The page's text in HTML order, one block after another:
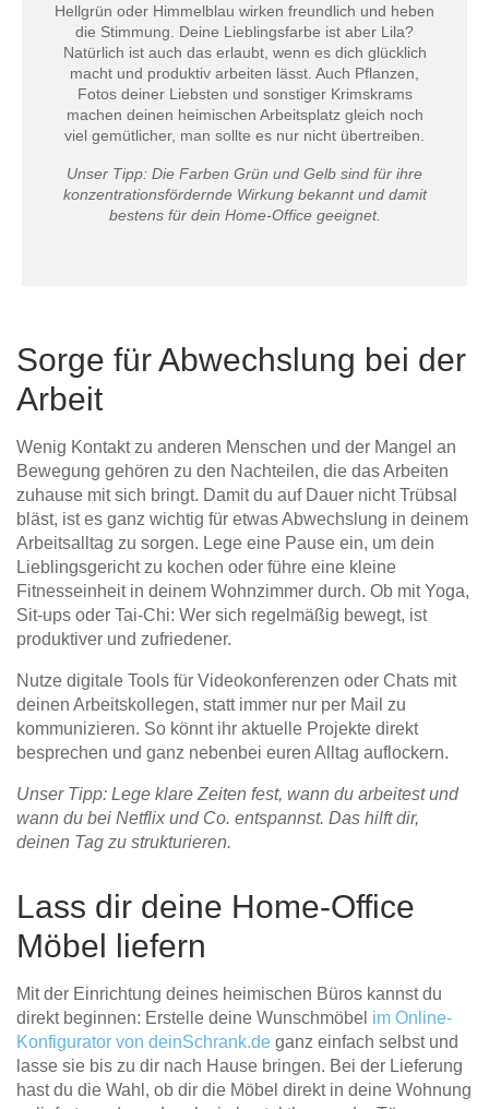
Hellgrün oder Himmelblau wirken freundlich und heben
die Stimmung. Deine Lieblingsfarbe ist aber Lila?
Natürlich ist auch das erlaubt, wenn es dich glücklich
macht und produktiv arbeiten lässt. Auch Pflanzen,
Fotos deiner Liebsten und sonstiger Krimskrams
machen deinen heimischen Arbeitsplatz gleich noch
viel gemütlicher, man sollte es nur nicht übertreiben.
Unser Tipp: Die Farben Grün und Gelb sind für ihre
konzentrationsfördernde Wirkung bekannt und damit
bestens für dein Home-Office geeignet.
Sorge für Abwechslung bei der
Arbeit
Wenig Kontakt zu anderen Menschen und der Mangel an
Bewegung gehören zu den Nachteilen, die das Arbeiten
zuhause mit sich bringt. Damit du auf Dauer nicht Trübsal
bläst, ist es ganz wichtig für etwas Abwechslung in deinem
Arbeitsalltag zu sorgen. Lege eine Pause ein, um dein
Lieblingsgericht zu kochen oder führe eine kleine
Fitnesseinheit in deinem Wohnzimmer durch. Ob mit Yoga,
Sit-ups oder Tai-Chi: Wer sich regelmäßig bewegt, ist
produktiver und zufriedener.
Nutze digitale Tools für Videokonferenzen oder Chats mit
deinen Arbeitskollegen, statt immer nur per Mail zu
kommunizieren. So könnt ihr aktuelle Projekte direkt
besprechen und ganz nebenbei euren Alltag auflockern.
Unser Tipp: Lege klare Zeiten fest, wann du arbeitest und
wann du bei Netflix und Co. entspannst. Das hilft dir,
deinen Tag zu strukturieren.
Lass dir deine Home-Office
Möbel liefern
Mit der Einrichtung deines heimischen Büros kannst du
direkt beginnen: Erstelle deine Wunschmöbel im Online-
Konfigurator von deinSchrank.de ganz einfach selbst und
lasse sie bis zu dir nach Hause bringen. Bei der Lieferung
hast du die Wahl, ob dir die Möbel direkt in deine Wohnung